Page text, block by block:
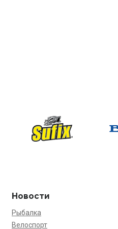
Новости
Рыбалка
Велоспорт